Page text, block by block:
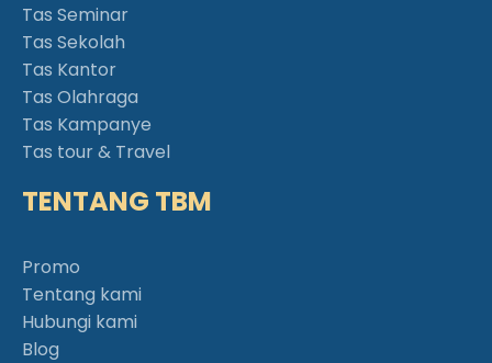
Tas Seminar
Tas Sekolah
Tas Kantor
Tas Olahraga
Tas Kampanye
Tas tour & Travel
TENTANG TBM
Promo
Tentang kami
Hubungi kami
Blog